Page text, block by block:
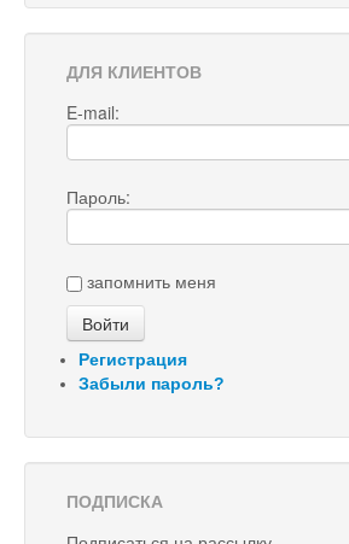
ДЛЯ КЛИЕНТОВ
E-mail:
Пароль:
запомнить меня
Регистрация
Забыли пароль?
ПОДПИСКА